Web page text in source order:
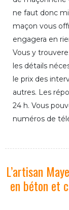
ne faut donc
maçon vous
engagera en
Vous y
les détails
le prix des
autres. Les
24 h. Vous
numéros de
L’artisan
en béton et